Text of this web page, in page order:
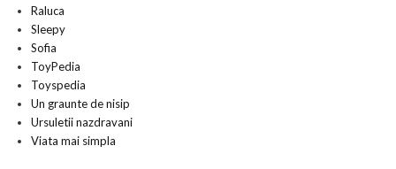
Raluca
Sleepy
Sofia
ToyPedia
Toyspedia
Un graunte de nisip
Ursuletii nazdravani
Viata mai simpla